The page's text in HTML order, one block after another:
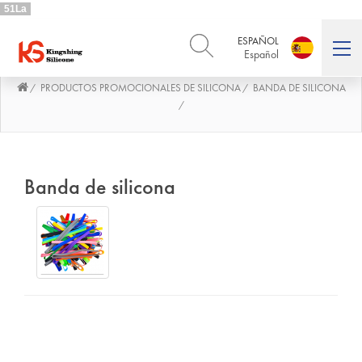
51La
ESPAÑOL
Español
ENGLISH DEUTSCH
French
/ PRODUCTOS PROMOCIONALES DE SILICONA / BANDA DE SILICONA
/
Banda de silicona